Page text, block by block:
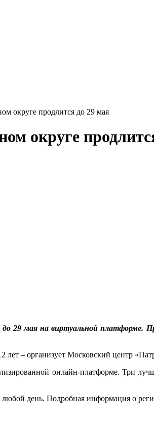
округе продлится до 29 мая
округе
29 мая на виртуальной
лет – организует Московский центр
онлайн-платформе. Три
день. Подробная информация о